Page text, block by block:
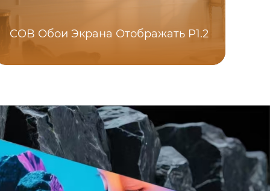
COB Обои Экрана Отображать P1.2